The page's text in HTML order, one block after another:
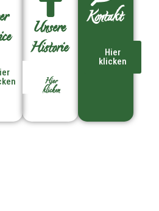
Unsere
Historie
Hier
klicken
Kontakt
Hier
klicken